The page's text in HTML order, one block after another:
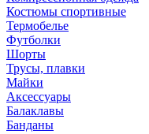
Костюмы спортивные
Термобелье
Футболки
Шорты
Трусы, плавки
Майки
Аксессуары
Балаклавы
Банданы